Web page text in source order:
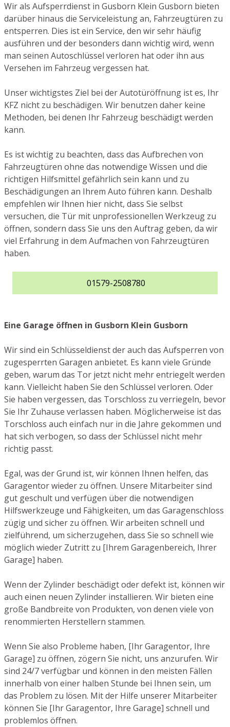
Wir als Aufsperrdienst in Gusborn Klein Gusborn bieten
darüber hinaus die Serviceleistung an, Fahrzeugtüren zu
entsperren. Dies ist ein Service, den wir sehr häufig
ausführen und der besonders dann wichtig wird, wenn
man seinen Autoschlüssel verloren hat oder ihn aus
Versehen im Fahrzeug vergessen hat.
Unser wichtigstes Ziel bei der Autotüröffnung ist es, Ihr
KFZ nicht zu beschädigen. Wir benutzen daher keine
Methoden, bei denen Ihr Fahrzeug beschädigt werden
kann.
Es ist wichtig zu beachten, dass das Aufbrechen von
Fahrzeugtüren ohne das notwendige Wissen und die
richtigen Hilfsmittel gefährlich sein kann und zu
Beschädigungen an Ihrem Auto führen kann. Deshalb
empfehlen wir Ihnen hier nicht, dass Sie selbst
versuchen, die Tür mit unprofessionellen Werkzeug zu
öffnen, sondern dass Sie uns den Auftrag geben, da wir
viel Erfahrung in dem Aufmachen von Fahrzeugtüren
haben.
01579-2508780
Eine Garage öffnen in Gusborn Klein Gusborn
Wir sind ein Schlüsseldienst der auch das Aufsperren von
zugesperrten Garagen anbietet. Es kann viele Gründe
geben, warum das Tor jetzt nicht mehr entriegelt werden
kann. Vielleicht haben Sie den Schlüssel verloren. Oder
Sie haben vergessen, das Torschloss zu verriegeln, bevor
Sie Ihr Zuhause verlassen haben. Möglicherweise ist das
Torschloss auch einfach nur in die Jahre gekommen und
hat sich verbogen, so dass der Schlüssel nicht mehr
richtig passt.
Egal, was der Grund ist, wir können Ihnen helfen, das
Garagentor wieder zu öffnen. Unsere Mitarbeiter sind
gut geschult und verfügen über die notwendigen
Hilfswerkzeuge und Fähigkeiten, um das Garagenschloss
zügig und sicher zu öffnen. Wir arbeiten schnell und
zielführend, um sicherzugehen, dass Sie so schnell wie
möglich wieder Zutritt zu [Ihrem Garagenbereich, Ihrer
Garage] haben.
Wenn der Zylinder beschädigt oder defekt ist, können wir
auch einen neuen Zylinder installieren. Wir bieten eine
große Bandbreite von Produkten, von denen viele von
renommierten Herstellern stammen.
Wenn Sie also Probleme haben, [Ihr Garagentor, Ihre
Garage] zu öffnen, zögern Sie nicht, uns anzurufen. Wir
sind 24/7 verfügbar und können in den meisten Fällen
innerhalb von einer halben Stunde bei Ihnen sein, um
das Problem zu lösen. Mit der Hilfe unserer Mitarbeiter
können Sie [Ihr Garagentor, Ihre Garage] schnell und
problemlos öffnen.